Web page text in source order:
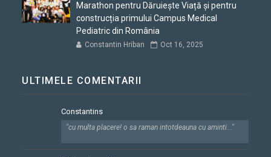
Marathon pentru Dăruiește Viață și pentru
construcția primului Campus Medical
Pediatric din România
Constantin Hriban Oct 16, 2025
ULTIMELE COMENTARII
Constantins
"cu multa placere! o sa raman intotdeauna cu aminti..."